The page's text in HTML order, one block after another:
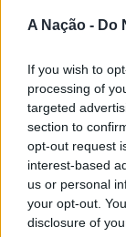
A Nação - Do
If you wish to
processing of
targeted
section to
opt-out request
interest-based
us or personal
your opt-out.
disclosure of
acompanhado
início de uma
ténis.
Apesar das
como Casper
Fokina
apresentou
liderado pelo
série, pelo
Castelo
promete